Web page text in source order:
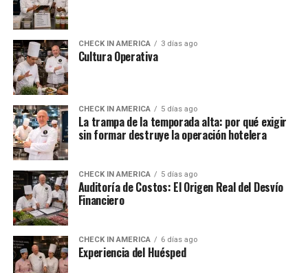
CHECK IN AMERICA 3 días ago
Cultura Operativa
CHECK IN AMERICA 5 días ago
La trampa de la temporada alta: por qué exigir
sin formar destruye la operación hotelera
CHECK IN AMERICA 5 días ago
Auditoría de Costos: El Origen Real del Desvío
Financiero
CHECK IN AMERICA 6 días ago
Experiencia del Huésped